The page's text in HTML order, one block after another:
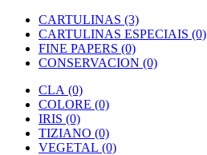
CARTULINAS (3)
CARTULINAS ESPECIAIS (0)
FINE PAPERS (0)
CONSERVACION (0)
CLA (0)
COLORE (0)
IRIS (0)
TIZIANO (0)
VEGETAL (0)